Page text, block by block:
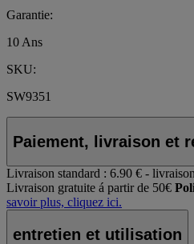
Garantie:
10 Ans
SKU:
SW9351
Paiement, livraison et
Livraison standard : 6.90 € -
Livraison gratuite á partir de 50€
savoir plus, cliquez ici.
entretien et utilisation